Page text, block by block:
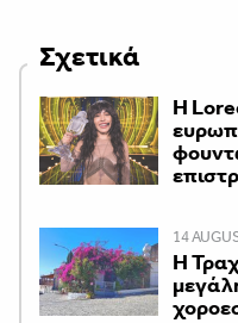
Σχετικά
Η
14
Η